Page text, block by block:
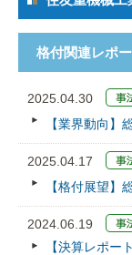
格付関連レポ
2025.04.30
【業界動向
2025.04.17
【格付展望】
2024.06.19
【決算レポー